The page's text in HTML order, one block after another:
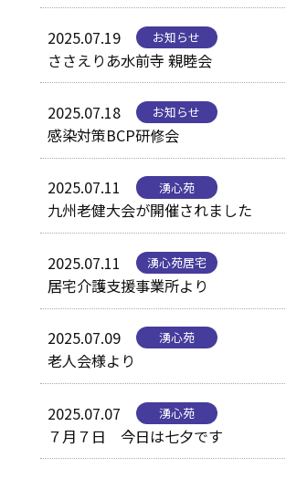
2025.07.19 お知らせ
ささえりあ水前寺 親睦会
2025.07.18 お知らせ
感染対策BCP研修会
2025.07.11 湧心苑
九州老健大会が開催されました
2025.07.11 湧心苑居宅
居宅介護支援事業所より
2025.07.09 湧心苑
老人会様より
2025.07.07 湧心苑
７月７日 今日は七夕です